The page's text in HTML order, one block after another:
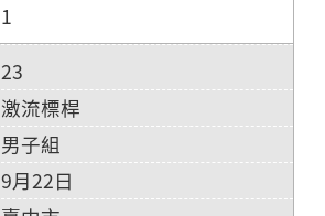
1
23
激流標桿
男子組
9月22日